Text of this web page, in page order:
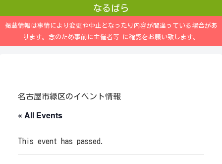
なるぱら
掲載情報は事情により変更や中止となったり内容が間違っている場合があ
ります。念のため事前に主催者等 に確認をお願い致します。
名古屋市緑区のイベント情報
« All Events
This event has passed.